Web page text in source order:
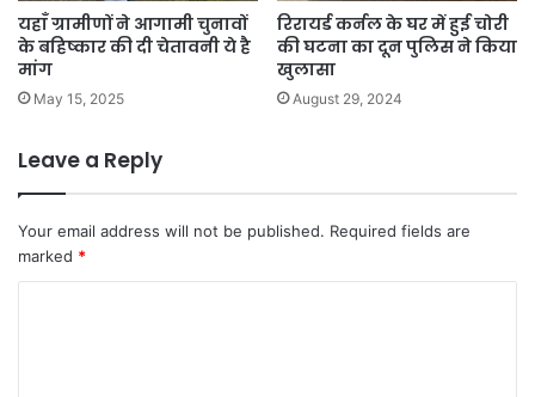
यहाँ ग्रामीणों ने आगामी चुनावों
के बहिष्कार की दी चेतावनी ये है
मांग
May 15, 2025
रिरायर्ड कर्नल के घर में हुई चोरी
की घटना का दून पुलिस ने किया
खुलासा
August 29, 2024
Leave a Reply
Your email address will not be published. Required fields are
marked *